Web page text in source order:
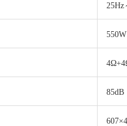
25Hz
550W
85dB